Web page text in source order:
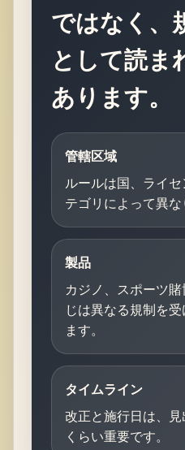
ではなく、
として読ま
あります。
管轄区域
ルールは国、ライ
テゴリによって異な
製品
カジノ、スポーツ
じは異なる規制を
ます。
タイムライン
改正と施行日は、
くらい重要です。